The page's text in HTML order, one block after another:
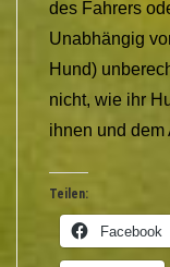
des Fahrers
Unabhängig
Hund)
nicht, wie ihr
ihnen und dem
Teilen:
Facebook